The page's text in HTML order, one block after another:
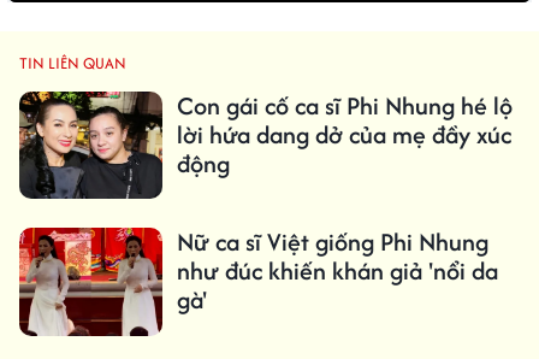
TIN LIÊN QUAN
Con gái cố ca sĩ Phi Nhung hé lộ
lời hứa dang dở của mẹ đầy xúc
động
Nữ ca sĩ Việt giống Phi Nhung
như đúc khiến khán giả 'nổi da
gà'